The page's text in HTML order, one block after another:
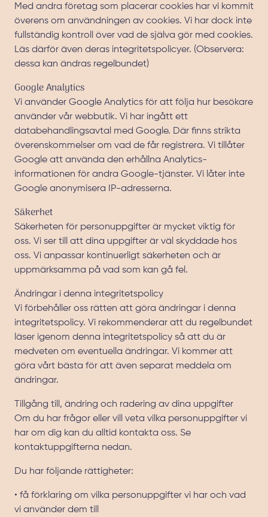
Med andra företag som placerar cookies har vi kommit
överens om användningen av cookies. Vi har dock inte
fullständig kontroll över vad de själva gör med cookies.
Läs därför även deras integritetspolicyer. (Observera:
dessa kan ändras regelbundet)
Google Analytics
Vi använder Google Analytics för att följa hur besökare
använder vår webbutik. Vi har ingått ett
databehandlingsavtal med Google. Där finns strikta
överenskommelser om vad de får registrera. Vi tillåter
Google att använda den erhållna Analytics-
informationen för andra Google-tjänster. Vi låter inte
Google anonymisera IP-adresserna.
Säkerhet
Säkerheten för personuppgifter är mycket viktig för
oss. Vi ser till att dina uppgifter är väl skyddade hos
oss. Vi anpassar kontinuerligt säkerheten och är
uppmärksamma på vad som kan gå fel.
Ändringar i denna integritetspolicy
Vi förbehåller oss rätten att göra ändringar i denna
integritetspolicy. Vi rekommenderar att du regelbundet
läser igenom denna integritetspolicy så att du är
medveten om eventuella ändringar. Vi kommer att
göra vårt bästa för att även separat meddela om
ändringar.
Tillgång till, ändring och radering av dina uppgifter
Om du har frågor eller vill veta vilka personuppgifter vi
har om dig kan du alltid kontakta oss. Se
kontaktuppgifterna nedan.
Du har följande rättigheter:
• få förklaring om vilka personuppgifter vi har och vad
vi använder dem till